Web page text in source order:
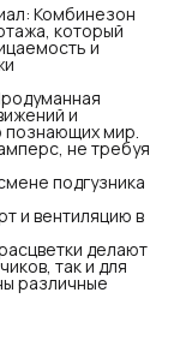
Комбинезон
который
и
и
познающих мир.
не требуя
подгузника
и вентиляцию в
делают
так и для
различные